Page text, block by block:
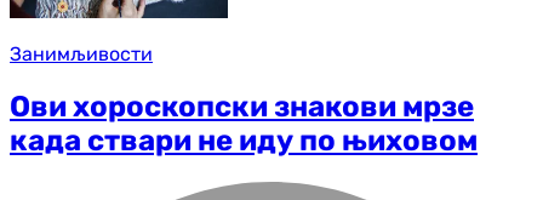
Занимљивости
Ови хороскопски знакови мрзе
када ствари не иду по њиховом